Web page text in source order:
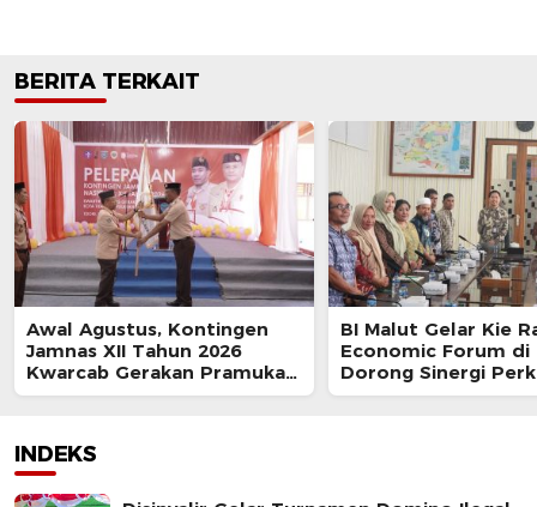
BERITA TERKAIT
Awal Agustus, Kontingen
Jamnas XII Tahun 2026
Kwarcab Gerakan Pramuka
Kota Tidore Bertolak ke
BI Malut Gelar Kie
Economic Forum di
Dorong Sinergi
Ekonomi Daerah
INDEKS